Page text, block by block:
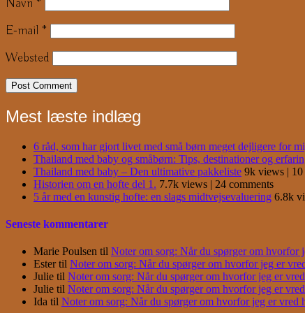
Navn *
E-mail *
Websted
Mest læste indlæg
6 råd, som har gjort livet med små børn meget dejligere for
Thailand med baby og småbørn: Tips, destinationer og
Thailand med baby – Den ultimative pakkeliste 9k views |
Historien om en hofte del 1. 7.7k views | 24 comments
5 år med en kunstig hofte: en slags midtvejsevaluering 6.8k
Seneste kommentarer
Marie Poulsen til Noter om sorg: Når du spørger om hvorfor
Estertil Noter om sorg: Når du spørger om hvorfor jeg er
Julie til Noter om sorg: Når du spørger om hvorfor jeg er
Julie til Noter om sorg: Når du spørger om hvorfor jeg er
Ida til Noter om sorg: Når du spørger om hvorfor jeg er vred